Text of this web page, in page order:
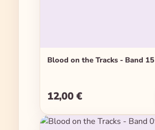
Blood on the Tracks - Band 15
Regulärer Preis:
12,00 €